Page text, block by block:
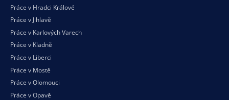
Práce v Hradci Králové
Práce v Jihlavě
Práce v Karlových Varech
Práce v Kladně
Práce v Liberci
Práce v Mostě
Práce v Olomouci
Práce v Opavě